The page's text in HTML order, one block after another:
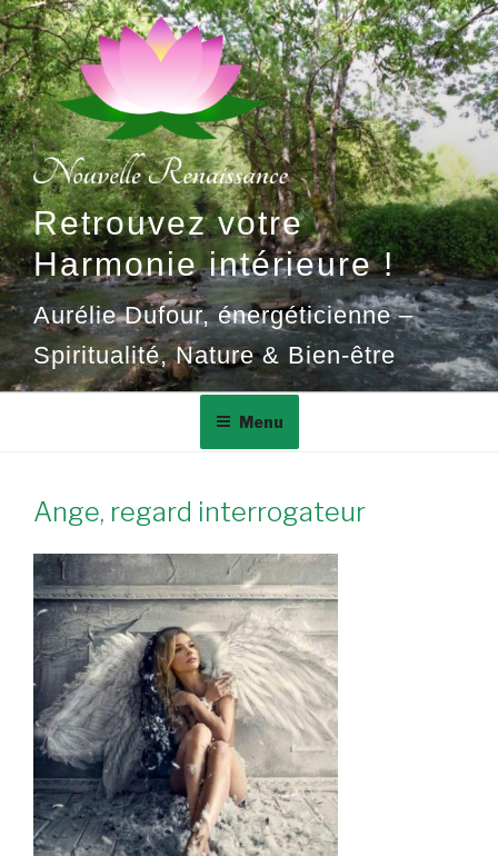
Aller
au
contenu
principal
Retrouvez votre
Harmonie intérieure !
Aurélie Dufour, énergéticienne –
Spiritualité, Nature & Bien-être
Menu
Ange, regard interrogateur